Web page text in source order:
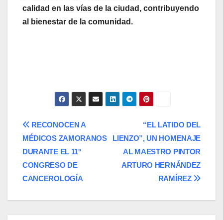
calidad en las vías de la ciudad, contribuyendo
al bienestar de la comunidad.
Navegación
de
entradas
“EL LATIDO DEL
LIENZO”, UN HOMENAJE
AL MAESTRO PINTOR
ARTURO HERNÁNDEZ
RAMÍREZ
RECONOCEN A
MÉDICOS ZAMORANOS
DURANTE EL 11°
CONGRESO DE
CANCEROLOGÍA